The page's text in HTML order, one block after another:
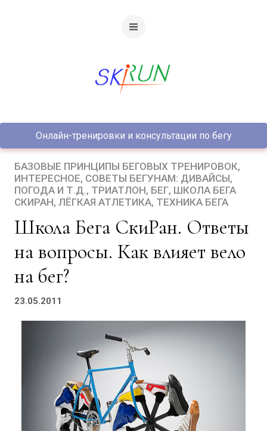
Онлайн-тренировки и консультации по бегу
БАЗОВЫЕ ПРИНЦИПЫ БЕГОВЫХ ТРЕНИРОВОК
ИНТЕРЕСНОЕ СОВЕТЫ БЕГУНАМ: ДИВАЙСЫ,
ПОГОДА И Т.Д. ТРИАТЛОН БЕГ ШКОЛА БЕГА
СКИРАН ЛЁГКАЯ АТЛЕТИКА ТЕХНИКА БЕГА
Школа Бега СкиРан. Ответы
на вопросы. Как влияет вело
на бег?
23.05.2011